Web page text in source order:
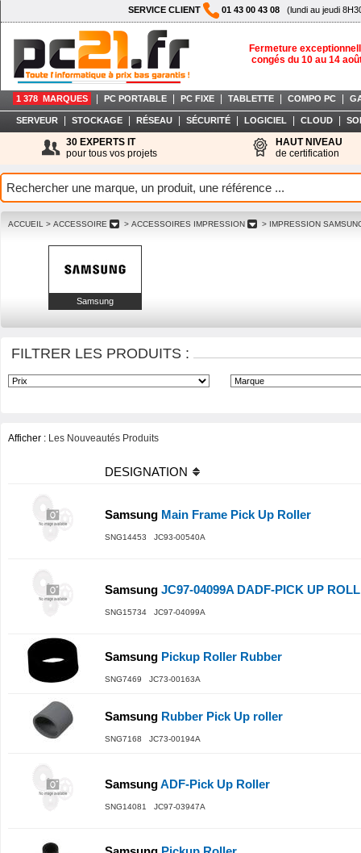
SERVICE CLIENT 01 43 00 43 08 (lundi au jeudi
Fermeture
congés du 10 au 14
1 378 MARQUES PC PORTABLE PC FIXE TABLETTE COMPO PC
SERVEUR STOCKAGE RÉSEAU SÉCURITÉ LOGICIEL CLOUD
30 EXPERTS IT
pour tous vos projets
HAUT NIVEAU
de certification
ACCUEIL > ACCESSOIRE > ACCESSOIRES IMPRESSION > IMPRESSION
Samsung
FILTRER LES PRODUITS :
Afficher : Les Nouveautés Produits
DESIGNATION
Samsung Main Frame Pick Up Roller
SNG14453 JC93-00540A
Samsung JC97-04099A DADF-PICK UP
SNG15734 JC97-04099A
Samsung Pickup Roller Rubber
SNG7469 JC73-00163A
Samsung Rubber Pick Up roller
SNG7168 JC73-00194A
SamsungADF-Pick Up Roller
SNG14081 JC97-03947A